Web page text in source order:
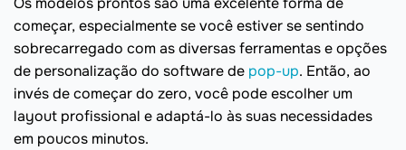
começar, especialmente se você estiver se sentindo
sobrecarregado com as diversas ferramentas e opções
de personalização do software de pop-up. Então, ao
invés de começar do zero, você pode escolher um
layout profissional e adaptá-lo às suas necessidades
em poucos minutos.